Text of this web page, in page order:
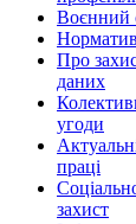
Воєнний
Про
даних
угоди
праці
захист